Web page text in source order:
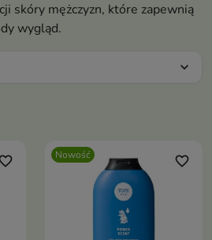
skóry mężczyzn, które zapewnią
wygląd.
expand_more
Nowość favorite_border